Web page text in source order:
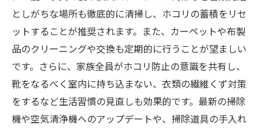
としがちな場所も徹底的に清掃し、ホコリの蓄積をリセ
ットすることが推奨されます。また、カーペットや布製
品のクリーニングや交換も定期的に行うことが望ましい
です。さらに、家族全員がホコリ防止の意識を共有し、
靴をなるべく室内に持ち込まない、衣類の繊維くず対策
をするなど生活習慣の見直しも効果的です。最新の掃除
機や空気清浄機へのアップデートや、掃除道具の手入れ